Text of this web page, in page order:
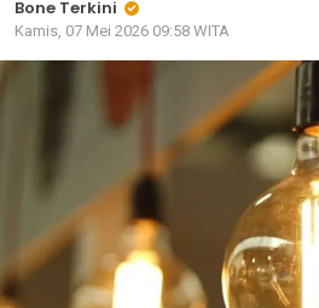
Bone Terkini
Kamis, 07 Mei 2026 09:58 WITA